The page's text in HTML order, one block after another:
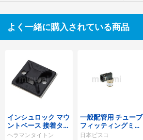
よく一緒に購入されている商品
インシュロック マウ
ントベース 接着タイ
プ
ヘラマンタイトン
一般配管用 チューブ
フィッティングミニ
タイプ エルボ
日本ピスコ